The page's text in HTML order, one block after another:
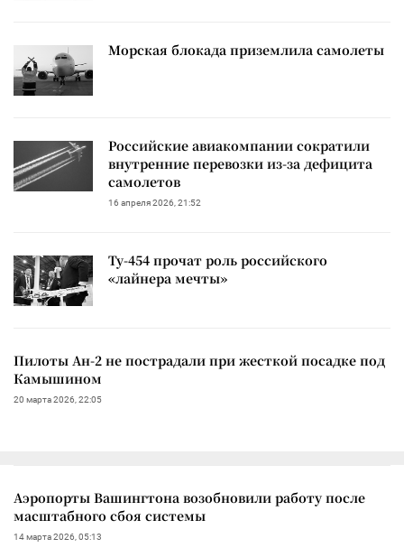
Морская блокада приземлила самолеты
Российские авиакомпании сократили
внутренние перевозки из-за дефицита
самолетов
16 апреля 2026, 21:52
Ту-454 прочат роль российского
«лайнера мечты»
Пилоты Ан-2 не пострадали при жесткой посадке под
Камышином
20 марта 2026, 22:05
Аэропорты Вашингтона возобновили работу после
масштабного сбоя системы
14 марта 2026, 05:13